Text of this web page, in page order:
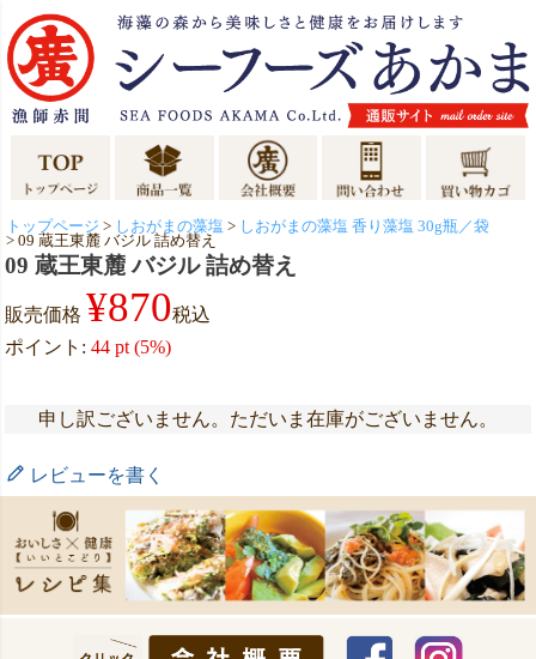
トップページ しおがまの藻塩
しおがまの藻塩 香り藻塩 30g瓶／袋
09 蔵王東麓 バジル 詰め替え
09 蔵王東麓 バジル 詰め替え
販売価格 ¥870税込
ポイント: 44 pt (5%)
申し訳ございません。ただいま在庫がございません。
レビューを書く